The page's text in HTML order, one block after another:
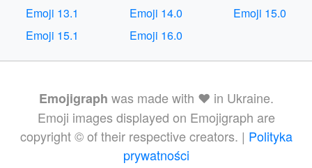
Emoji 13.1
Emoji 14.0
Emoji 15.0
Emoji 15.1
Emoji 16.0
Emojigraph was made with ❤️ in Ukraine.
Emoji images displayed on Emojigraph are
copyright © of their respective creators. | Polityka
prywatności